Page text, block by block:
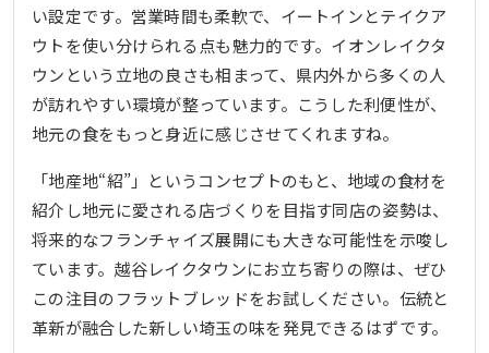
い設定です。営業時間も柔軟で、イートインとテイクア
ウトを使い分けられる点も魅力的です。イオンレイクタ
ウンという立地の良さも相まって、県内外から多くの人
が訪れやすい環境が整っています。こうした利便性が、
地元の食をもっと身近に感じさせてくれますね。
「地産地“紹”」というコンセプトのもと、地域の食材を
紹介し地元に愛される店づくりを目指す同店の姿勢は、
将来的なフランチャイズ展開にも大きな可能性を示唆し
ています。越谷レイクタウンにお立ち寄りの際は、ぜひ
この注目のフラットブレッドをお試しください。伝統と
革新が融合した新しい埼玉の味を発見できるはずです。